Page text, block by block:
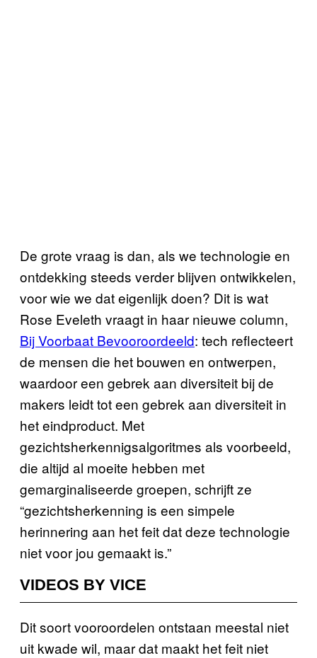
De grote vraag is dan, als we technologie en
ontdekking steeds verder blijven ontwikkelen,
voor wie we dat eigenlijk doen? Dit is wat
Rose Eveleth vraagt in haar nieuwe column,
Bij Voorbaat Bevooroordeeld: tech reflecteert
de mensen die het bouwen en ontwerpen,
waardoor een gebrek aan diversiteit bij de
makers leidt tot een gebrek aan diversiteit in
het eindproduct. Met
gezichtsherkennigsalgoritmes als voorbeeld,
die altijd al moeite hebben met
gemarginaliseerde groepen, schrijft ze
“gezichtsherkenning is een simpele
herinnering aan het feit dat deze technologie
niet voor jou gemaakt is.”
VIDEOS BY VICE
Dit soort vooroordelen ontstaan meestal niet
uit kwade wil, maar dat maakt het feit niet